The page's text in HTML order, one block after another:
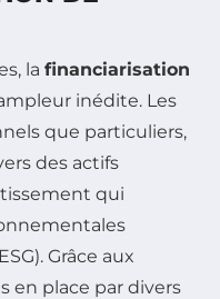
la financiarisation
inédite. Les
que particuliers,
des actifs
qui
Grâce aux
en place par divers